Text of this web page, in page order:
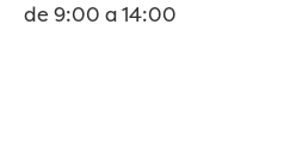
de 9:00 a 14:00